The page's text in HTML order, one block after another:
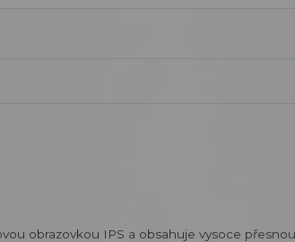
obrazovkou IPS a obsahuje vysoce